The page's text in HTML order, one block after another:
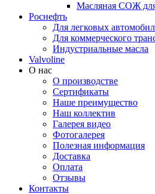
⁣Масляная СОЖ для
Роснефть
Для легковых
Для коммерческого
Индустриальные масла
Valvoline
О нас
О производстве
Сертификаты
Наше преимущество
Наш коллектив
Галерея видео
Фотогалерея
Полезная информация
Доставка
Оплата
Отзывы
Контакты